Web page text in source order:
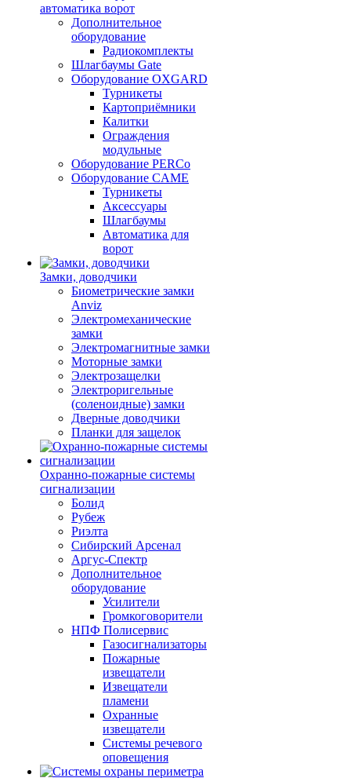
автоматика ворот
Дополнительное
оборудование
Радиокомплекты
Шлагбаумы Gate
Оборудование OXGARD
Турникеты
Картоприёмники
Калитки
Ограждения
модульные
Оборудование PERCo
Оборудование CAME
Турникеты
Аксессуары
Шлагбаумы
Автоматика для
ворот
Замки, доводчики
Биометрические замки
Anviz
Электромеханические
замки
Электромагнитные замки
Моторные замки
Электрозащелки
Электроригельные
(cоленоидные) замки
Дверные доводчики
Планки для защелок
Охранно-пожарные системы
сигнализации
Болид
Рубеж
Риэлта
Сибирский Арсенал
Аргус-Спектр
Дополнительное
оборудование
Усилители
Громкоговорители
НПФ Полисервис
Газосигнализаторы
Пожарные
извещатели
Извещатели
пламени
Охранные
извещатели
Системы речевого
оповещения